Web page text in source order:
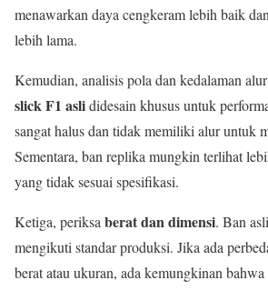
menawarkan daya cengkeram lebih baik
lebih lama.
Kemudian, analisis pola dan kedalaman
slick F1 aslididesain khusus untuk
sangat halus dan tidak memiliki alur untuk
Sementara, ban replika mungkin terlihat
yang tidak sesuai spesifikasi.
Ketiga, periksa berat dan dimensi. Ban
mengikuti standar produksi. Jika ada
berat atau ukuran, ada kemungkinan bahwa